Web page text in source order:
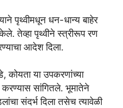
पृथ्वीमधून धन-धान्य बाहेर
तेव्हा पृथ्वीने स्त्रीरूप रण
आदेश दिला.
कोयता या उपकरणांच्या
करण्यास सांगितले. भूमातेने
संदर्भ दिला तसेच त्यावेळी